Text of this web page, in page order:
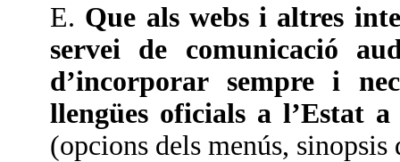
E. Que als webs i altres
servei de comunicació
d’incorporar sempre i
llengües oficials a l’Estat
(opcions dels menús, sinopsis